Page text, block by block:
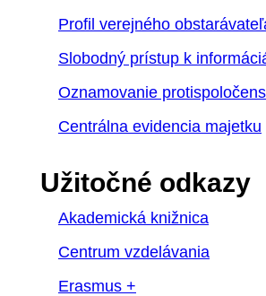
Profil verejného
Slobodný prístup k
Oznamovanie
Centrálna evidencia majetku
Užitočné odkazy
Akademická knižnica
Centrum vzdelávania
Erasmus +